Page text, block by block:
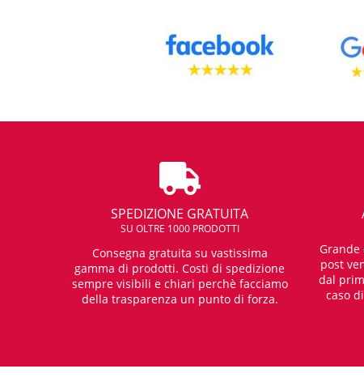
SPEDIZIONE GRATUITA
SU OLTRE 1000 PRODOTTI
Consegna gratuita su vastissima
gamma di prodotti. Costi di spedizione
sempre visibili e chiari perchè facciamo
della trasparenza un punto di forza.
Grande
post
dal
caso